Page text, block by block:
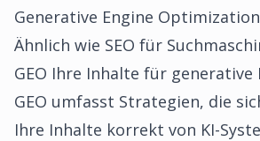
Generative Engine
Ähnlich wie SEO für
GEO Ihre Inhalte für generative
GEO umfasst Strategien, die
Ihre Inhalte korrekt von KI-